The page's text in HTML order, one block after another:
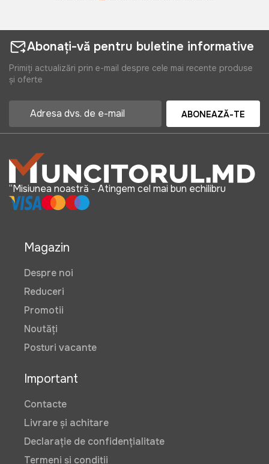
Abonați-vă pentru buletine informative
Primiți actualizări prin e-mail despre cele mai recente produse
și oferte
ABONEAZĂ-TE
“Misiunea noastră - Atingem cel mai bun echilibru
Magazin
Despre noi
Reduceri
Promotii
Noutăți
Posturi vacante
Important
Contacte
Livrare și achitare
Declarație de confidențialitate
Termeni și condiții